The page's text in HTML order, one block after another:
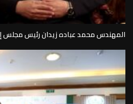
المهندس محمد عباده زيدان رئيس مجلس